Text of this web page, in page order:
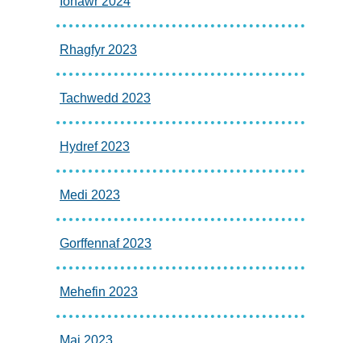
Rhagfyr 2023
Tachwedd 2023
Hydref 2023
Medi 2023
Gorffennaf 2023
Mehefin 2023
Mai 2023